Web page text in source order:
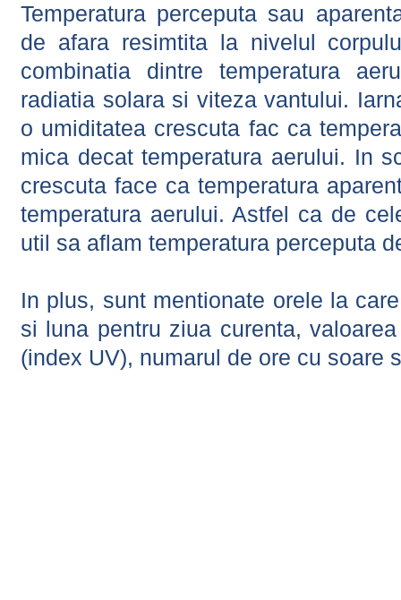
Temperatura perceputa sau
de afara resimtita la nivelul
combinatia dintre temperatura
radiatia solara si viteza vantului.
o umiditatea crescuta fac ca
mica decat temperatura aerului. In
crescuta face ca temperatura
temperatura aerului. Astfel ca de
util sa aflam temperatura perceputa
In plus, sunt mentionate orele la
si luna pentru ziua curenta,
(index UV), numarul de ore cu soare